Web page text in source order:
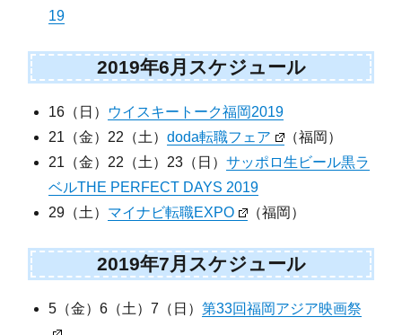
19
2019年6月スケジュール
16（日） ウイスキートーク福岡2019
21（金）22（土）doda転職フェア
（福岡）
21（金）22（土）23（日）サッポロ生ビール黒ラ
ベルTHE PERFECT DAYS 2019
29（土） マイナビ転職EXPO （福岡）
2019年7月スケジュール
5（金）6（土）7（日）第33回福岡アジア映画祭